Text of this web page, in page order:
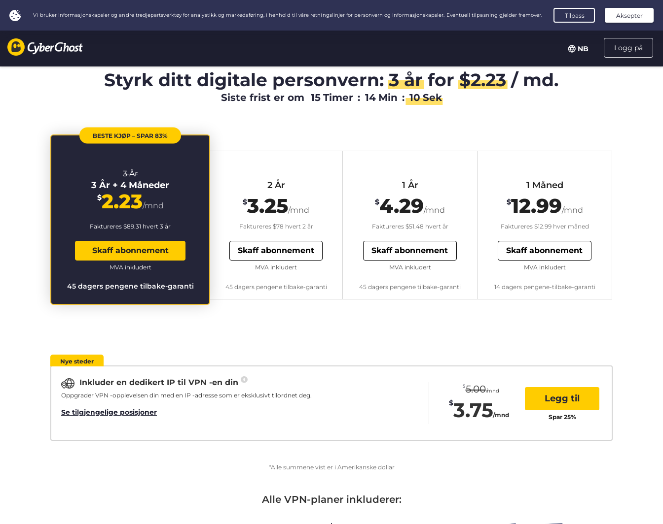
Logg på
NB
Styrk ditt digitale personvern:3 årfor$2.23/ md.
Siste frist er om 15 Timer : 14 Min : 09 Sek
BESTE KJØP – SPAR 83%
3 År
3 År + 4 Måneder
$2.23/mnd
Faktureres $89.31 hvert 3 år
Skaff abonnement
45 dagers pengene tilbake-garanti
MVA inkludert
2 År
$3.25/mnd
Faktureres $78 hvert 2 år
Skaff abonnement
45 dagers pengene tilbake-garanti
MVA inkludert
1 År
$4.29/mnd
Faktureres $51.48 hvert år
Skaff abonnement
45 dagers pengene tilbake-garanti
MVA inkludert
1 Måned
$12.99/mnd
Faktureres $12.99hver måned
Skaff abonnement
14 dagers pengene-tilbake-garanti
MVA inkludert
Nye steder
Inkluder en dedikert IP til VPN -en din
Oppgrader VPN -opplevelsen din med en IP -adresse som er eksklusivt tilordnet deg.
Se tilgjengelige posisjoner
$5.00/mnd
$3.75/mnd
Legg til
Spar 25%
*Alle summene vist er i Amerikanske dollar
Alle VPN-planer inkluderer: